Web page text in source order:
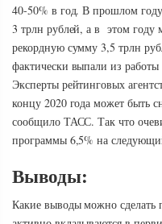
40-50% в год. В прошлом
3 трлн рублей, а в этом году
рекордную сумму 3,5 трлн
фактически выпали из
Эксперты рейтинговых
концу 2020 года может быть
сообщило ТАСС. Так что
программы 6,5% на
Выводы:
Какие выводы можно сделать